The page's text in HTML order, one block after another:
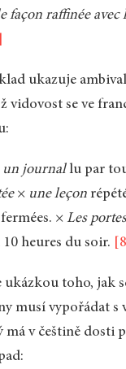
façon raffinée avec
ukazuje
vidovost se ve
un journallu par
× une leçon
× Les
heures du soir.
[8]
toho, jak
musí vypořádat s
v češtině dosti